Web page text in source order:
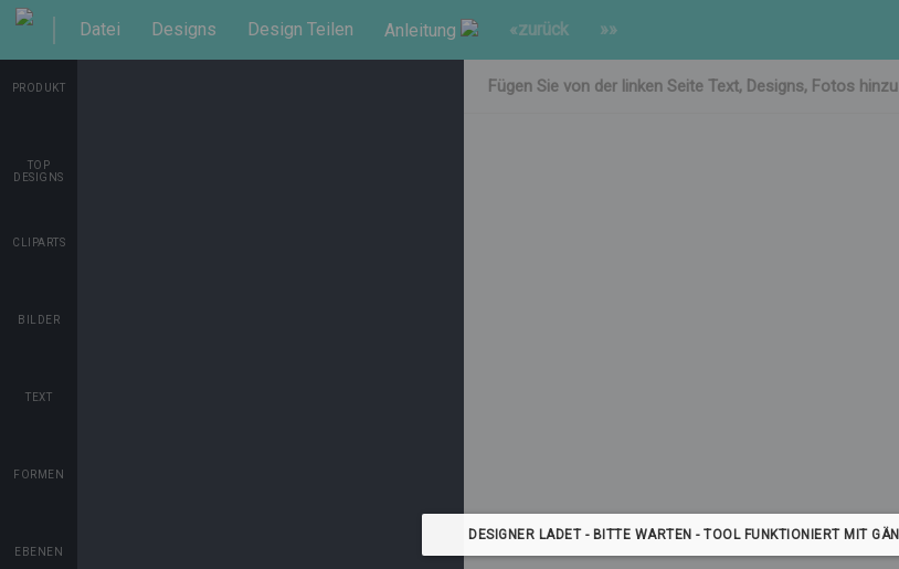
Datei Designs Design Teilen Anleitung «zurück »»
PRODUKT
TOP
DESIGNS
CLIPARTS
BILDER
TEXT
FORMEN
EBENEN
Fügen Sie von der linken Seite Text, Designs, Fotos hinzu